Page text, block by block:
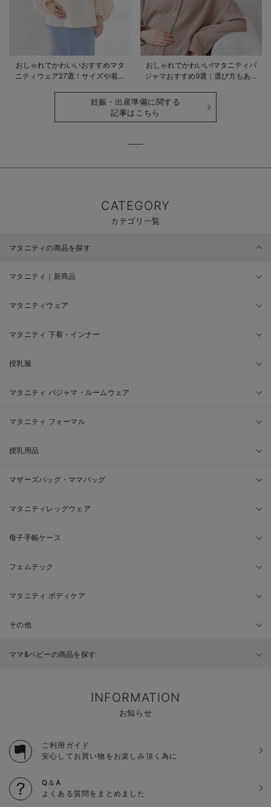
おしゃれでかわいいおすすめマタ
ニティウェア27選！サイズや着る
おしゃれでかわいい!マタニティパ
ジャマおすすめ9選｜選び方もあわ
妊娠・出産準備に関する
記事はこちら
CATEGORY
カテゴリ一覧
マタニティの商品を探す
マタニティ｜新商品
マタニティウェア
マタニティ 下着・インナー
授乳服
マタニティ パジャマ・ルームウェア
マタニティ フォーマル
授乳用品
マザーズバッグ・ママバッグ
マタニティレッグウェア
母子手帳ケース
フェムテック
マタニティ ボディケア
その他
ママ&ベビーの商品を探す
INFORMATION
お知らせ
ご利用ガイド
安心してお買い物をお楽しみ頂く為に
Q＆A
よくある質問をまとめました